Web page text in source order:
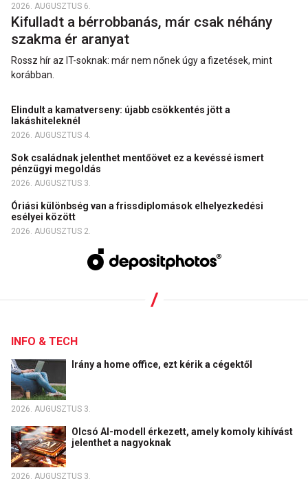
2026. AUGUSZTUS 6.
Kifulladt a bérrobbanás, már csak néhány
szakma ér aranyat
Rossz hír az IT-soknak: már nem nőnek úgy a fizetések, mint
korábban.
Elindult a kamatverseny: újabb csökkentés jött a
lakáshiteleknél
2026. AUGUSZTUS 4.
Sok családnak jelenthet mentőövet ez a kevéssé ismert
pénzügyi megoldás
2026. AUGUSZTUS 3.
Óriási különbség van a frissdiplomások elhelyezkedési
esélyei között
2026. AUGUSZTUS 2.
INFO & TECH
Irány a home office, ezt kérik a cégektől
2026. AUGUSZTUS 3.
Olcsó AI-modell érkezett, amely komoly kihívást
jelenthet a nagyoknak
2026. AUGUSZTUS 3.